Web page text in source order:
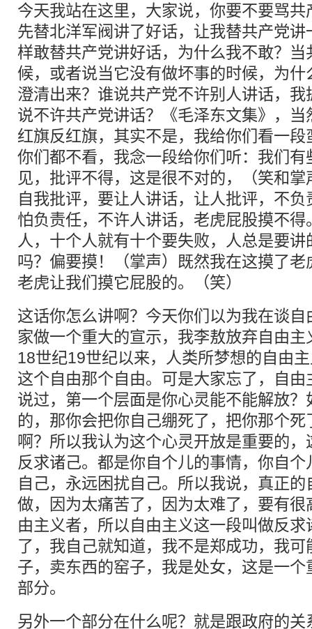
今天我站在这里，大家说，你要不要骂
先替北洋军阀讲了好话，让我替共产党
样敢替共产党讲好话，为什么我不敢？
候，或者说当它没有做坏事的时候，为
澄清出来？谁说共产党不许别人讲话，
说不许共产党讲话？《毛泽东文集》，
红旗反红旗，其实不是，我给你们看一
你们都不看，我念一段给你们听：我们
见，批评不得，这是很不对的，（笑和
自我批评，要让人讲话，让人批评，不负
怕负责任，不许人讲话，老虎屁股摸不
人，十个人就有十个要失败，人总是要
吗？偏要摸！（掌声）既然我在这摸了
老虎让我们摸它屁股的。（笑）
这话你怎么讲啊？今天你们以为我在谈
家做一个重大的宣示，我李敖放弃自由
18世纪19世纪以来，人类所梦想的自由
这个自由那个自由。可是大家忘了，自
说过，第一个层面是你心灵能不能解放
的，那你会把你自己绷死了，把你那个
啊？所以我认为这个心灵开放是重要的
反求诸己。都是你自个儿的事情，你自
自己，永远困扰自己。所以我说，真正
做，因为太痛苦了，因为太难了，要有
由主义者，所以自由主义这一段叫做反
了，我自己就知道，我不是郑成功，我
子，卖东西的窑子，我是处女，这是一
部分。
另外一个部分在什么呢？就是跟政府的